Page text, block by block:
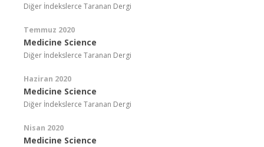
Diğer İndekslerce Taranan Dergi
Temmuz 2020
Medicine Science
Diğer İndekslerce Taranan Dergi
Haziran 2020
Medicine Science
Diğer İndekslerce Taranan Dergi
Nisan 2020
Medicine Science